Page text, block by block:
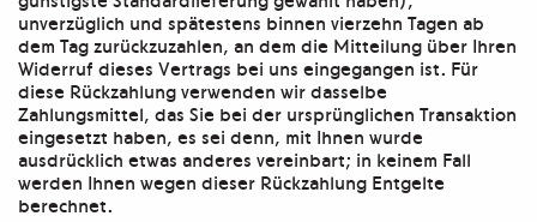
unverzüglich und spätestens binnen vierzehn Tagen ab
dem Tag zurückzuzahlen, an dem die Mitteilung über Ihren
Widerruf dieses Vertrags bei uns eingegangen ist. Für
diese Rückzahlung verwenden wir dasselbe
Zahlungsmittel, das Sie bei der ursprünglichen Transaktion
eingesetzt haben, es sei denn, mit Ihnen wurde
ausdrücklich etwas anderes vereinbart; in keinem Fall
werden Ihnen wegen dieser Rückzahlung Entgelte
berechnet.